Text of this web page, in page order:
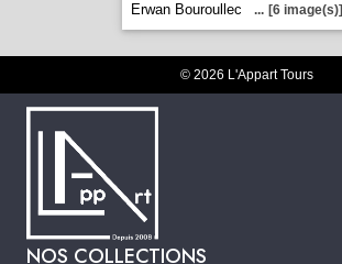
Erwan Bouroullec
... [6 image(s)]
© 2026 L'Appart Tours
NOS COLLECTIONS